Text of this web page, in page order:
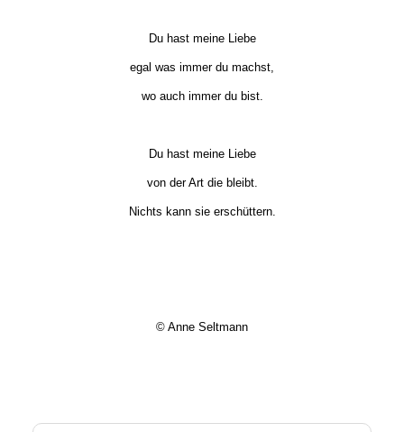
Du hast meine Liebe
egal was immer du machst,
wo auch immer du bist.
Du hast meine Liebe
von der Art die bleibt.
Nichts kann sie erschüttern.
© Anne Seltmann